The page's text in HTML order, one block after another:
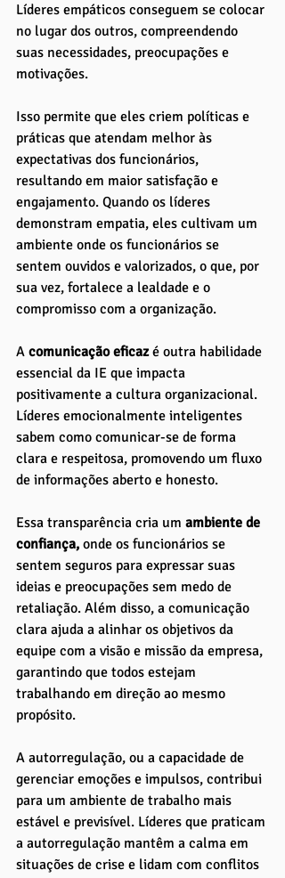
Líderes empáticos conseguem se colocar
no lugar dos outros, compreendendo
suas necessidades, preocupações e
motivações.
Isso permite que eles criem políticas e
práticas que atendam melhor às
expectativas dos funcionários,
resultando em maior satisfação e
engajamento. Quando os líderes
demonstram empatia, eles cultivam um
ambiente onde os funcionários se
sentem ouvidos e valorizados, o que, por
sua vez, fortalece a lealdade e o
compromisso com a organização.
A comunicação eficaz é outra habilidade
essencial da IE que impacta
positivamente a cultura organizacional.
Líderes emocionalmente inteligentes
sabem como comunicar-se de forma
clara e respeitosa, promovendo um fluxo
de informações aberto e honesto.
Essa transparência cria um ambiente de
confiança, onde os funcionários se
sentem seguros para expressar suas
ideias e preocupações sem medo de
retaliação. Além disso, a comunicação
clara ajuda a alinhar os objetivos da
equipe com a visão e missão da empresa,
garantindo que todos estejam
trabalhando em direção ao mesmo
propósito.
A autorregulação, ou a capacidade de
gerenciar emoções e impulsos, contribui
para um ambiente de trabalho mais
estável e previsível. Líderes que praticam
a autorregulação mantêm a calma em
situações de crise e lidam com conflitos